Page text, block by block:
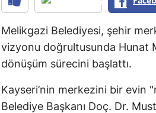
Melikgazi Belediyesi, şehir
vizyonu doğrultusunda Hunat
dönüşüm sürecini başlattı.
Kayseri’nin merkezini bir evin
Belediye Başkanı Doç. Dr.